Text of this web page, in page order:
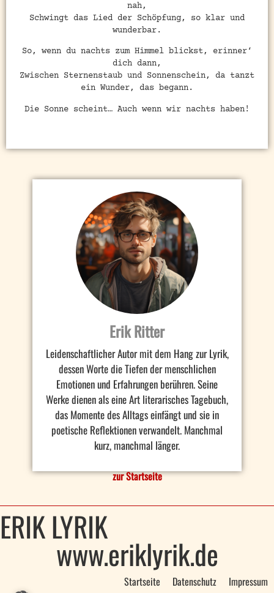
nah,
Schwingt das Lied der Schöpfung, so klar und
wunderbar.
So, wenn du nachts zum Himmel blickst, erinner‘
dich dann,
Zwischen Sternenstaub und Sonnenschein, da tanzt
ein Wunder, das begann.
Die Sonne scheint… Auch wenn wir nachts haben!
Erik Ritter
Leidenschaftlicher Autor mit dem Hang zur Lyrik,
dessen Worte die Tiefen der menschlichen
Emotionen und Erfahrungen berühren. Seine
Werke dienen als eine Art literarisches Tagebuch,
das Momente des Alltags einfängt und sie in
poetische Reflektionen verwandelt. Manchmal
kurz, manchmal länger.
zur Startseite
ERIK LYRIK
www.eriklyrik.de
Startseite Datenschutz Impressum